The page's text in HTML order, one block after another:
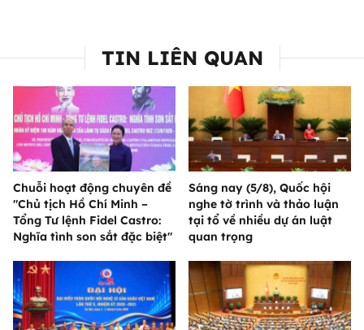
TIN LIÊN QUAN
Chuỗi hoạt động chuyên đề
"Chủ tịch Hồ Chí Minh –
Tổng Tư lệnh Fidel Castro:
Nghĩa tình son sắt đặc biệt"
Sáng nay (5/8), Quốc hội
nghe tờ trình và thảo luận
tại tổ về nhiều dự án luật
quan trọng